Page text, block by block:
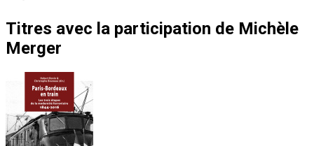
Titres avec la participation de Michèle
Merger